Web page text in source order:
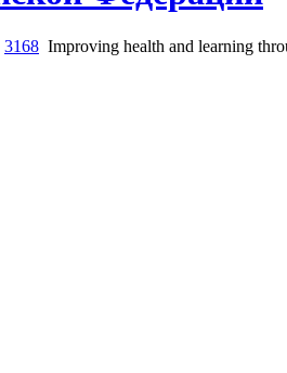
3168 Improving health and learning